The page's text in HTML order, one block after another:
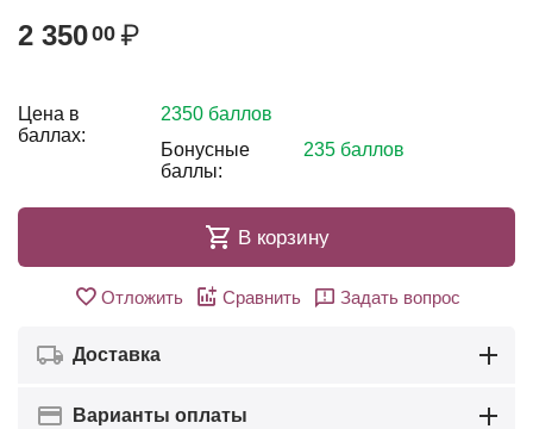
2 35000 ₽
Цена в
баллах:
2350 баллов
Бонусные
баллы:
235 баллов
В корзину
Отложить Сравнить Задать вопрос
Доставка
Варианты оплаты